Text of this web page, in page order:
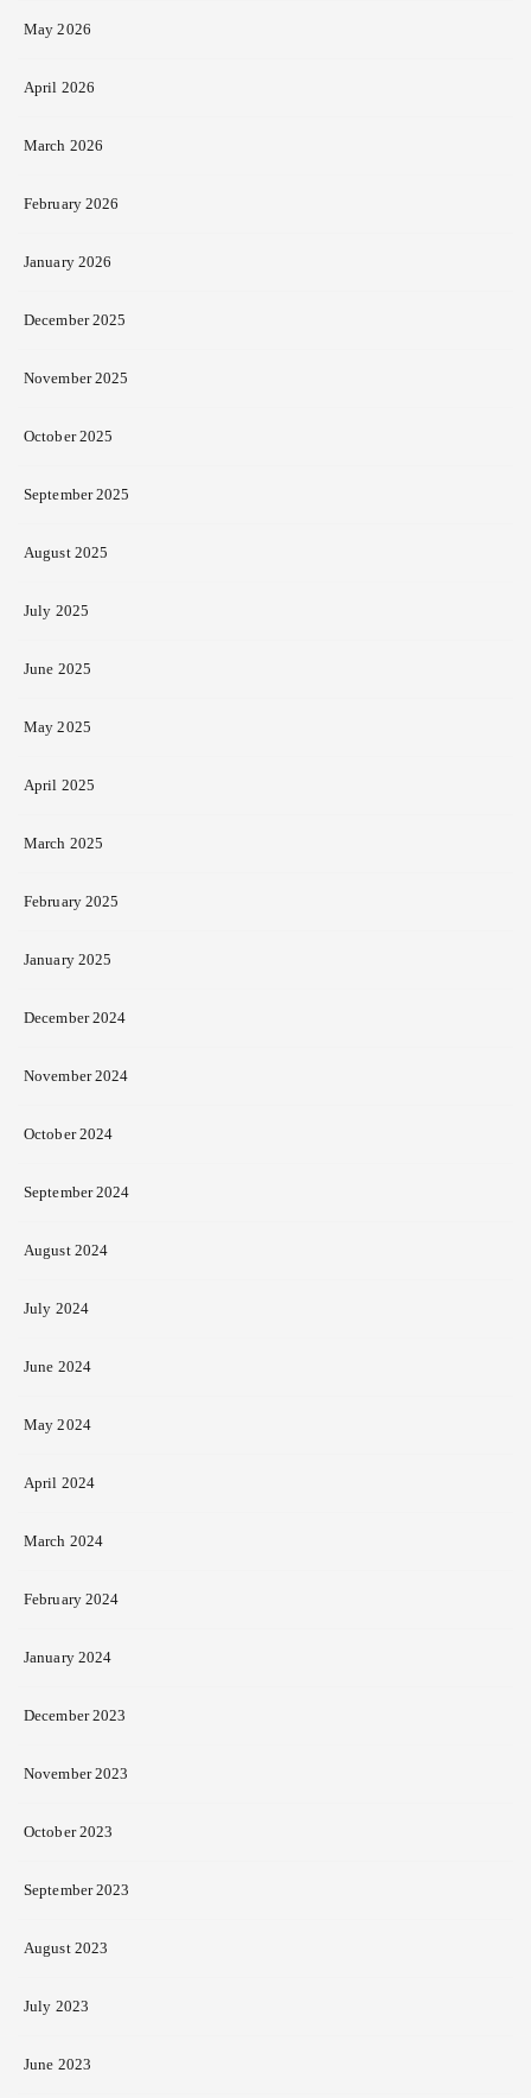
May 2026
April 2026
March 2026
February 2026
January 2026
December 2025
November 2025
October 2025
September 2025
August 2025
July 2025
June 2025
May 2025
April 2025
March 2025
February 2025
January 2025
December 2024
November 2024
October 2024
September 2024
August 2024
July 2024
June 2024
May 2024
April 2024
March 2024
February 2024
January 2024
December 2023
November 2023
October 2023
September 2023
August 2023
July 2023
June 2023